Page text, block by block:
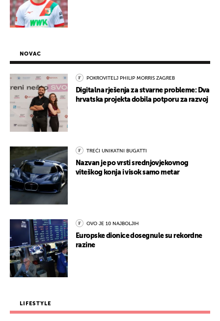
NOVAC
POKROVITELJ PHILIP MORRIS ZAGREB
Digitalna rješenja za stvarne probleme: Dva
hrvatska projekta dobila potporu za razvoj
TREĆI UNIKATNI BUGATTI
Nazvan je po vrsti srednjovjekovnog
viteškog konja i visok samo metar
OVO JE 10 NAJBOLJIH
Europske dionice dosegnule su rekordne
razine
LIFESTYLE